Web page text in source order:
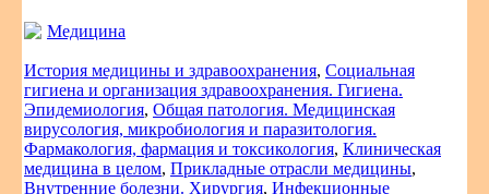
Медицина
История медицины и здравоохранения, Социальная
гигиена и организация здравоохранения. Гигиена.
Эпидемиология, Общая патология. Медицинская
вирусология, микробиология и паразитология.
Фармакология, фармация и токсикология, Клиническая
медицина в целом, Прикладные отрасли медицины,
Внутренние болезни. Хирургия, Инфекционные